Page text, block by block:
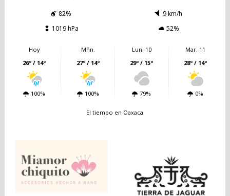
82%
9 km/h
1019 hPa
52%
Hoy
26º / 14º
100%
Mñn.
27º / 14º
100%
Lun. 10
29º / 15º
79%
Mar. 11
28º / 14º
0%
El tiempo en Oaxaca